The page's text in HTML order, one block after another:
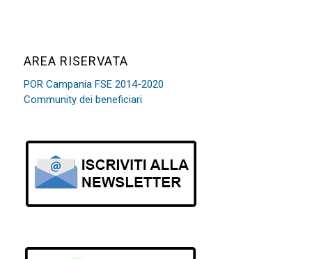
AREA RISERVATA
POR Campania FSE 2014-2020
Community dei beneficiari